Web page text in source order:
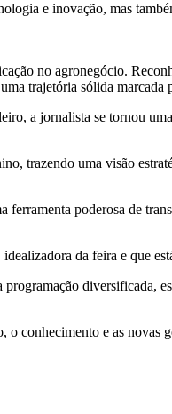
e inovação, mas
no agronegócio.
trajetória sólida
a jornalista se tornou
trazendo uma visão
poderosa de
da feira e que
diversificada,
conhecimento e as novas